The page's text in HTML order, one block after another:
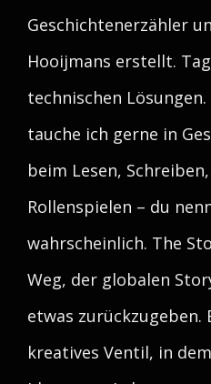
Geschichtenerzähler
Hooijmans erstellt.
technischen
tauche ich gerne in
beim Lesen,
Rollenspielen – du
wahrscheinlich. The
Weg, der globalen
etwas zurückzugeben.
kreatives Ventil, in